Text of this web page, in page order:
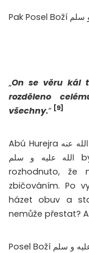
„On se věru kál
rozděleno
všechny.“ [9]
Abú Hurejra رضي الله عنه uvádí, že před Posla Božího صلى
الله عليه و سلم byl přiveden notorický opilec a bylo
rozhodnuto,
zbičováním. Po
házet obuv a
nemůže přestat?